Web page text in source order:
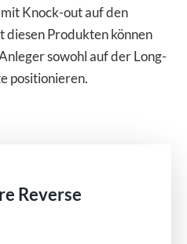
Knock-out auf den
Produkten können
sowohl auf der Long-
positionieren.
Reverse